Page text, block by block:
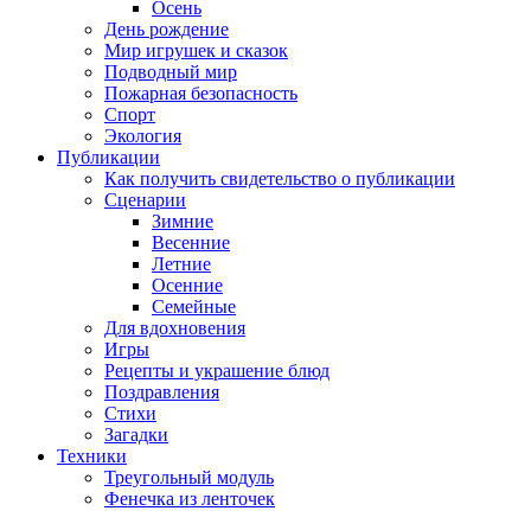
Осень
День рождение
Мир игрушек и сказок
Подводный мир
Пожарная безопасность
Спорт
Экология
Публикации
Как получить свидетельство о публикации
Сценарии
Зимние
Весенние
Летние
Осенние
Семейные
Для вдохновения
Игры
Рецепты и украшение блюд
Поздравления
Стихи
Загадки
Техники
Треугольный модуль
Фенечка из ленточек